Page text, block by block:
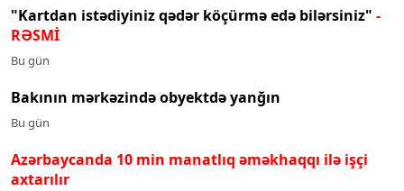
"Kartdan istədiyiniz qədər köçürmə edə bilərsiniz" -
RƏSMİ
Bu gün
Bakının mərkəzində obyektdə yanğın
Bu gün
Azərbaycanda 10 min manatlıq əməkhaqqı ilə işçi
axtarılır